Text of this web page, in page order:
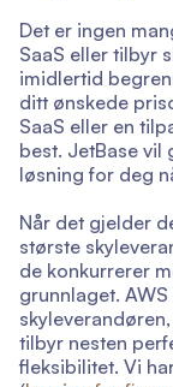
Det er ingen
SaaS eller tilbyr
imidlertid
ditt ønskede
SaaS eller en
best. JetBase vil
løsning for deg
Når det gjelder
største
de konkurrerer
grunnlaget.
tilbyr nesten
fleksibilitet. Vi